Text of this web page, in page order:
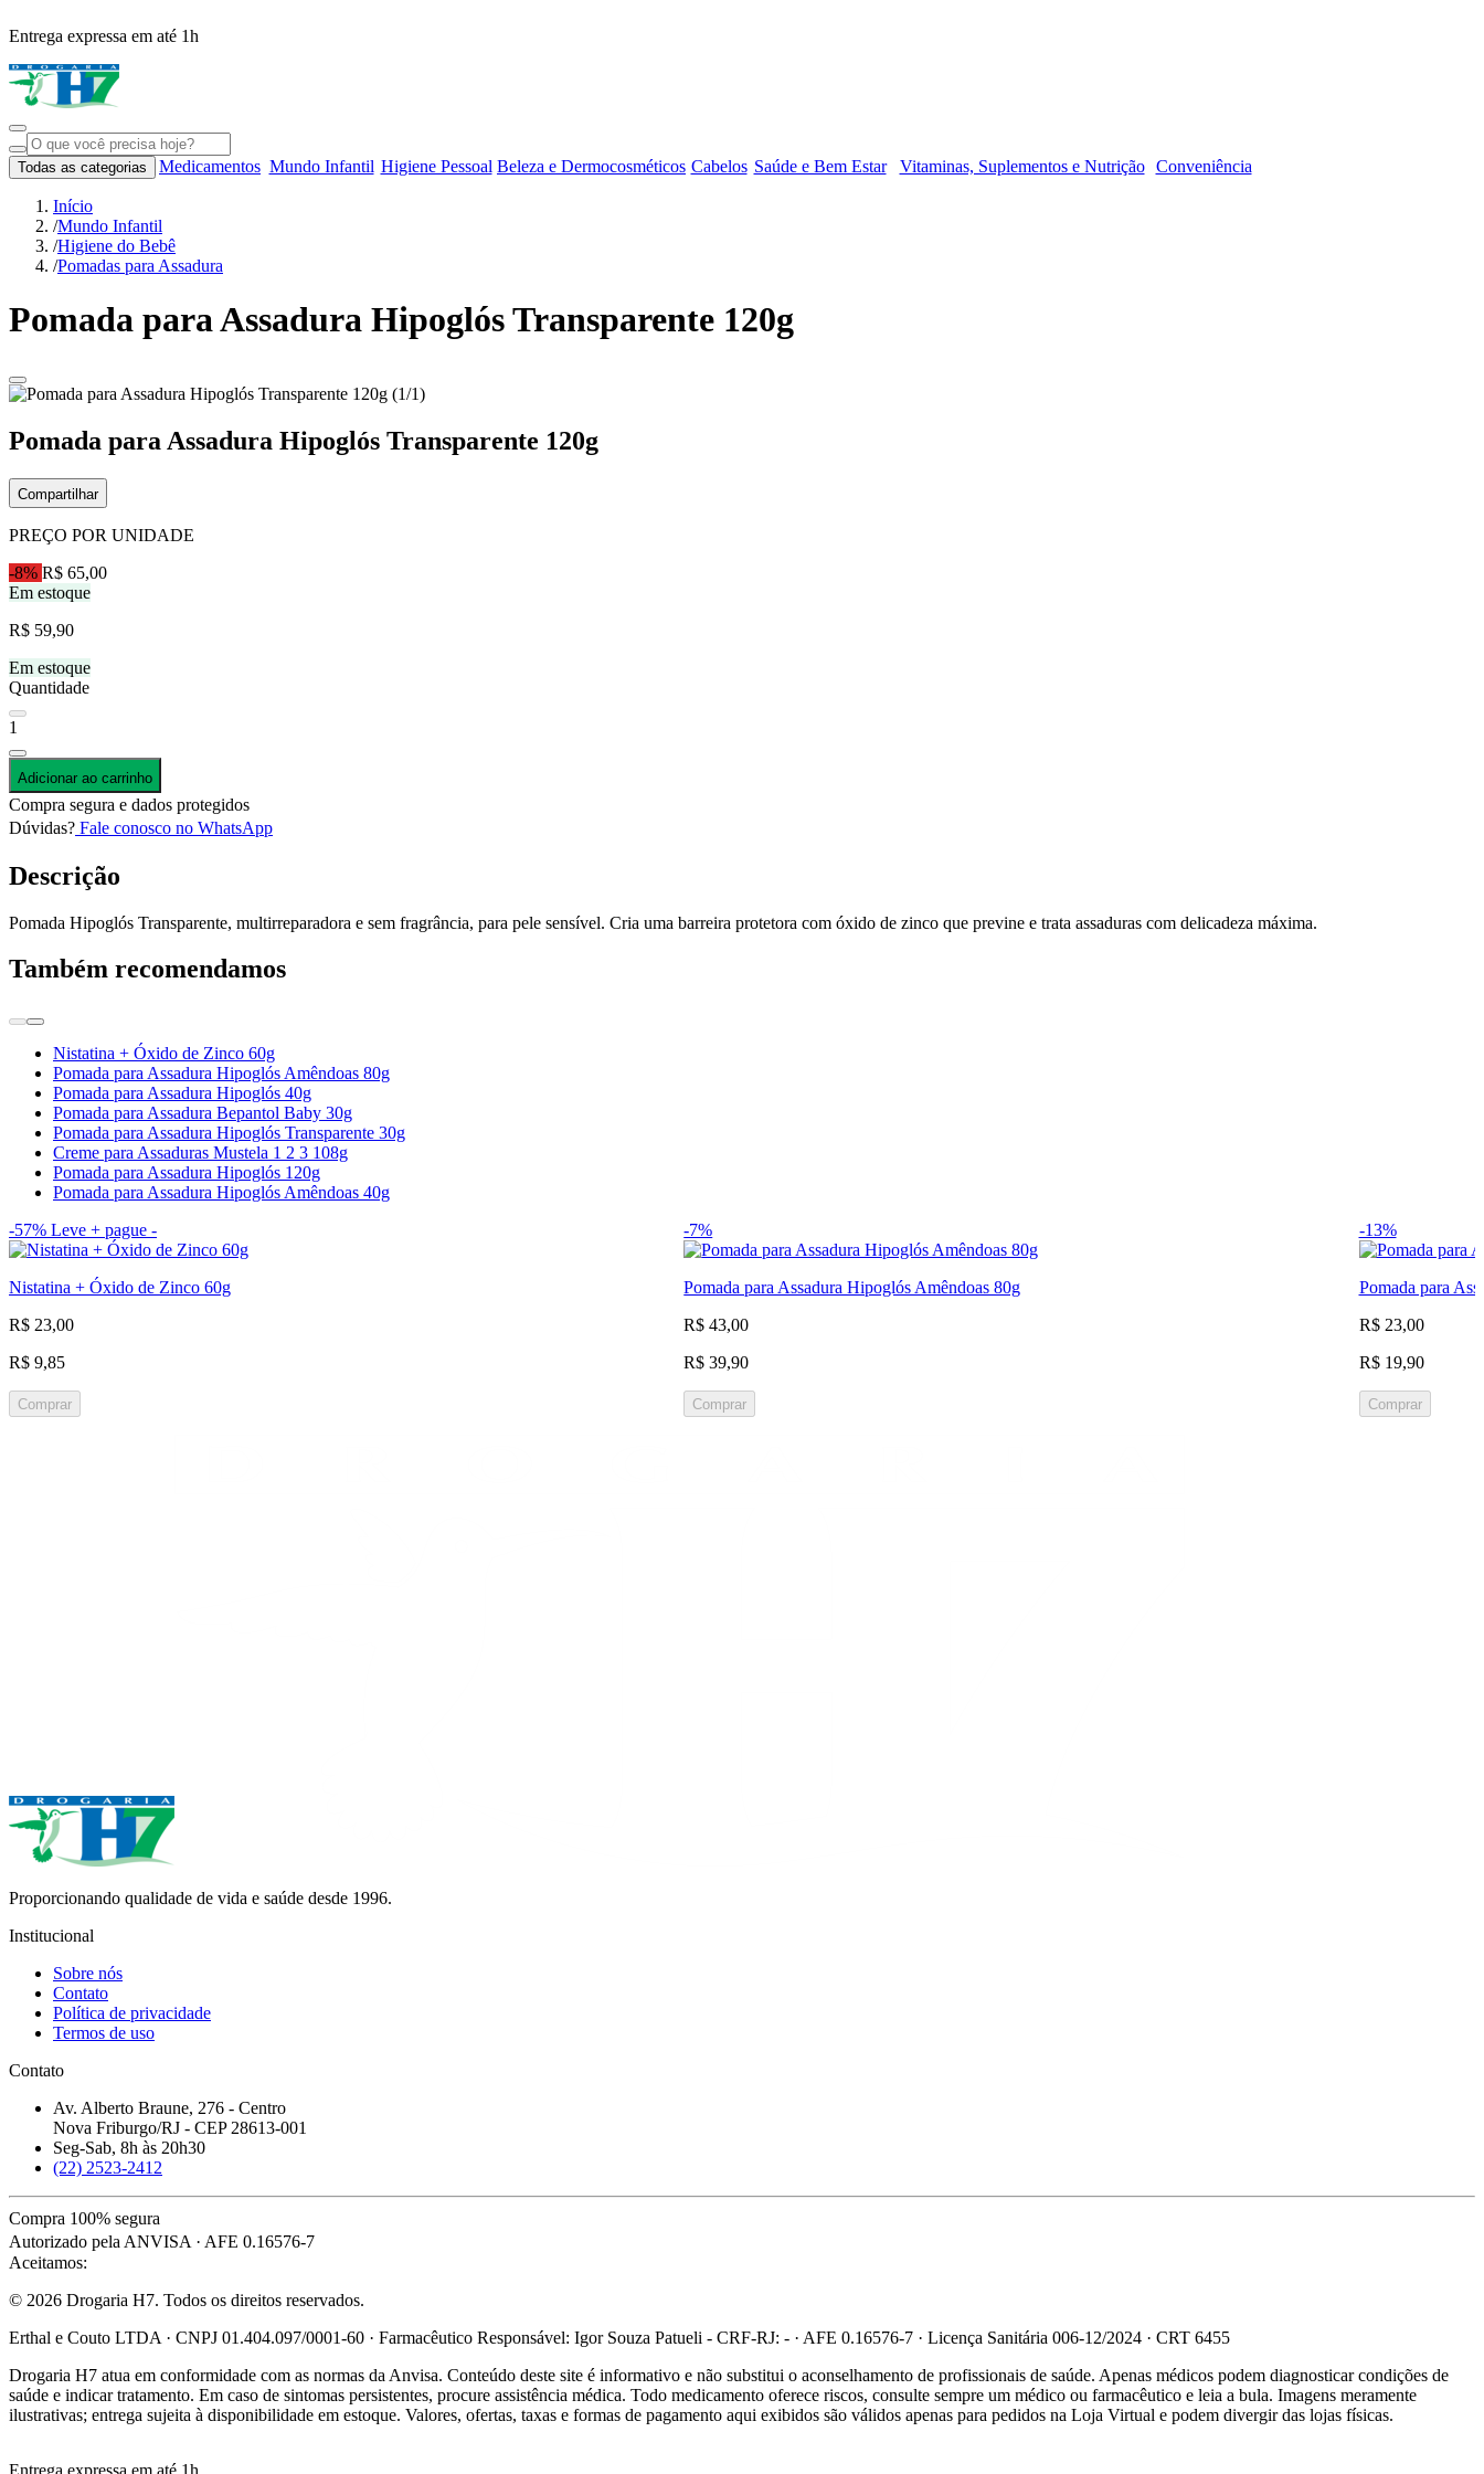
Entrega expressa em até 1h
Todas as categorias Medicamentos Mundo Infantil Higiene Pessoal Beleza e Dermocosméticos Cabelos Saúde e Bem Estar Vitaminas, Suplementos e Nutrição Conveniência
Início
/Mundo Infantil
/Higiene do Bebê
/Pomadas para Assadura
Pomada para Assadura Hipoglós Transparente 120g
Pomada para Assadura Hipoglós Transparente 120g
Compartilhar
PREÇO POR UNIDADE
-8% R$ 65,00
Em estoque
R$ 59,90
Em estoque
Quantidade
1
Adicionar ao carrinho
Compra segura e dados protegidos
Dúvidas? Fale conosco no WhatsApp
Descrição
Pomada Hipoglós Transparente, multirreparadora e sem fragrância, para pele sensível. Cria uma barreira protetora com óxido de zinco que previne e trata assaduras com delicadeza máxima.
Também recomendamos
Nistatina + Óxido de Zinco 60g
Pomada para Assadura Hipoglós Amêndoas 80g
Pomada para Assadura Hipoglós 40g
Pomada para Assadura Bepantol Baby 30g
Pomada para Assadura Hipoglós Transparente 30g
Creme para Assaduras Mustela 1 2 3 108g
Pomada para Assadura Hipoglós 120g
Pomada para Assadura Hipoglós Amêndoas 40g
-57% Leve + pague -
Nistatina + Óxido de Zinco 60g
R$ 23,00
R$ 9,85
Comprar
-7%
Pomada para Assadura Hipoglós Amêndoas 80g
R$ 43,00
R$ 39,90
Comprar
-13%
Pomada para
R$ 23,00
R$ 19,90
Comprar
Proporcionando qualidade de vida e saúde desde 1996.
Institucional
Sobre nós
Contato
Política de privacidade
Termos de uso
Contato
Av. Alberto Braune, 276 - Centro
Nova Friburgo/RJ - CEP 28613-001
Seg-Sab, 8h às 20h30
(22) 2523-2412
Compra 100% segura
Autorizado pela ANVISA · AFE 0.16576-7
Aceitamos:
© 2026 Drogaria H7. Todos os direitos reservados.
Erthal e Couto LTDA · CNPJ 01.404.097/0001-60 · Farmacêutico Responsável: Igor Souza Patueli - CRF-RJ: - · AFE 0.16576-7 · Licença Sanitária 006-12/2024 · CRT 6455
Drogaria H7 atua em conformidade com as normas da Anvisa. Conteúdo deste site é informativo e não substitui o aconselhamento de profissionais de saúde. Apenas médicos podem diagnosticar condições de
saúde e indicar tratamento. Em caso de sintomas persistentes, procure assistência médica. Todo medicamento oferece riscos, consulte sempre um médico ou farmacêutico e leia a bula. Imagens meramente
ilustrativas; entrega sujeita à disponibilidade em estoque. Valores, ofertas, taxas e formas de pagamento aqui exibidos são válidos apenas para pedidos na Loja Virtual e podem divergir das lojas físicas.